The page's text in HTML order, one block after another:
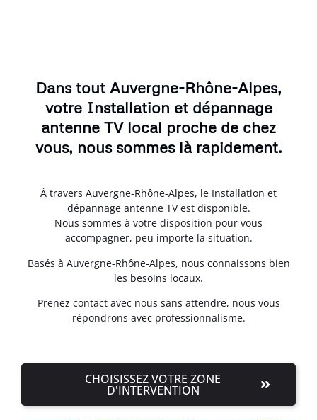
Dans tout Auvergne-Rhône-Alpes,
votre Installation et dépannage
antenne TV local proche de chez
vous, nous sommes là rapidement.
À travers Auvergne-Rhône-Alpes, le Installation et
dépannage antenne TV est disponible.
Nous sommes à votre disposition pour vous
accompagner, peu importe la situation.
Basés à Auvergne-Rhône-Alpes, nous connaissons bien
les besoins locaux.
Prenez contact avec nous sans attendre, nous vous
répondrons avec professionnalisme.
CHOISISSEZ VOTRE ZONE
D'INTERVENTION